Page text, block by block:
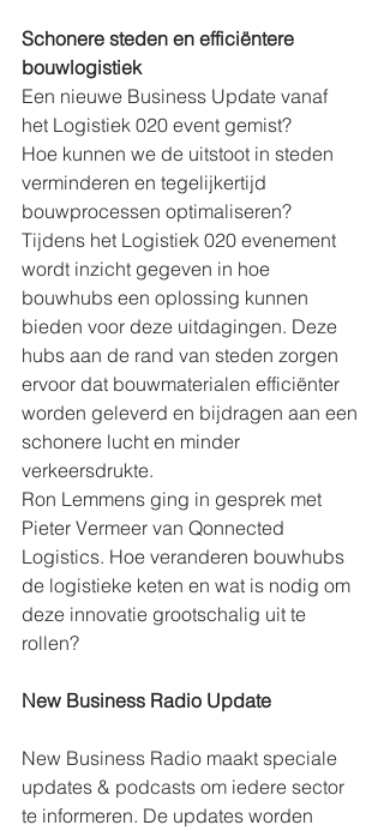
Schonere steden en efficiëntere
bouwlogistiek
Een nieuwe Business Update vanaf
het Logistiek 020 event gemist?
Hoe kunnen we de uitstoot in steden
verminderen en tegelijkertijd
bouwprocessen optimaliseren?
Tijdens het Logistiek 020 evenement
wordt inzicht gegeven in hoe
bouwhubs een oplossing kunnen
bieden voor deze uitdagingen. Deze
hubs aan de rand van steden zorgen
ervoor dat bouwmaterialen efficiënter
worden geleverd en bijdragen aan een
schonere lucht en minder
verkeersdrukte.
Ron Lemmens ging in gesprek met
Pieter Vermeer van Qonnected
Logistics. Hoe veranderen bouwhubs
de logistieke keten en wat is nodig om
deze innovatie grootschalig uit te
rollen?
New Business Radio Update
New Business Radio maakt speciale
updates & podcasts om iedere sector
te informeren. De updates worden